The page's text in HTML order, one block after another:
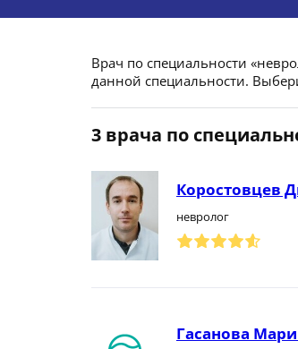
Врач по специальности
данной специальности.
3 врача по
Коростовцев
невролог
Гасанова